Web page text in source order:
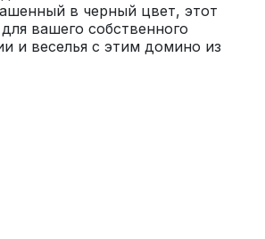
в черный цвет, этот
вашего собственного
и веселья с этим домино из